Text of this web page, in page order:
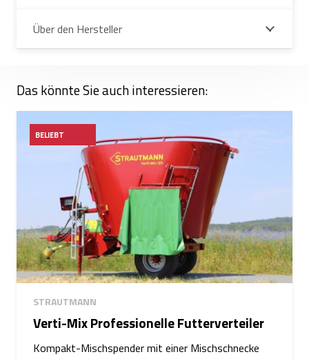
Über den Hersteller
Das könnte Sie auch interessieren:
BELIEBT
STRAUTMANN
Verti-Mix Professionelle Futterverteiler
Kompakt-Mischspender mit einer Mischschnecke